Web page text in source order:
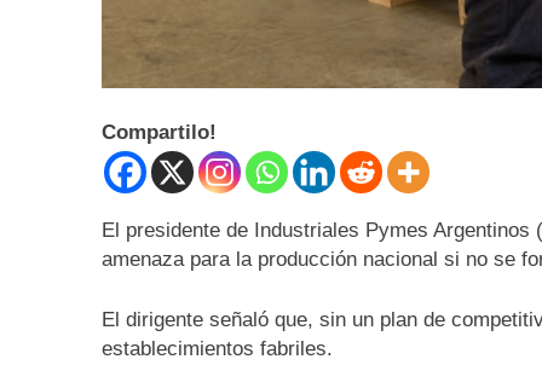
Compartilo!
El presidente de Industriales Pymes Argentinos
amenaza para la producción nacional si no se
El dirigente señaló que, sin un plan de
establecimientos fabriles.